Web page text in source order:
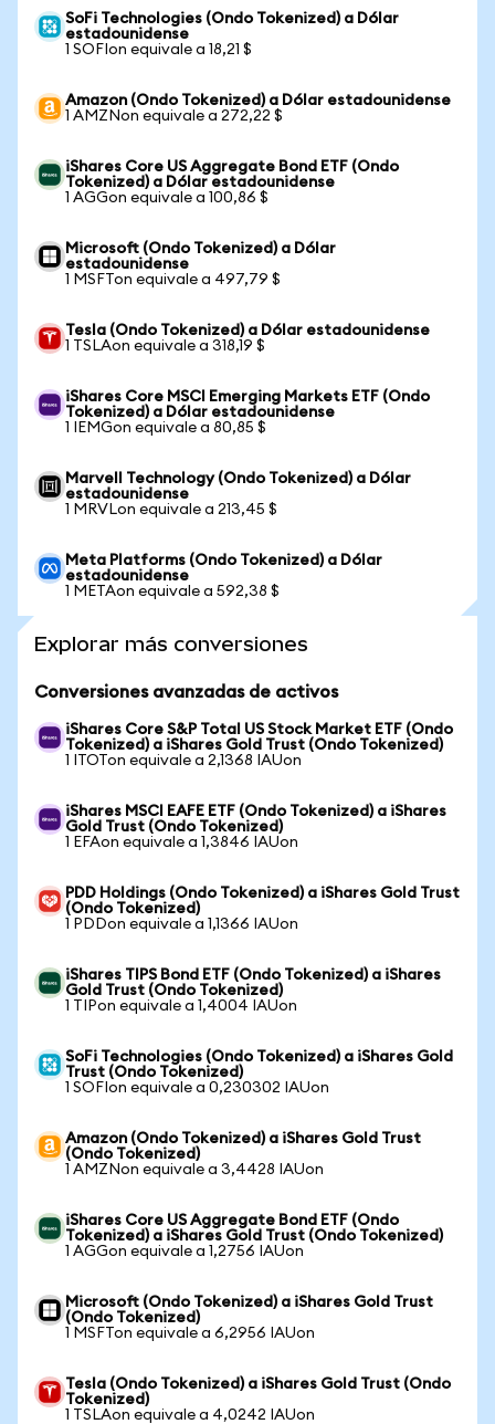
SoFi Technologies (Ondo Tokenized) a Dólar
estadounidense
1 SOFIon equivale a 18,21 $
Amazon (Ondo Tokenized) a Dólar estadounidense
1 AMZNon equivale a 272,22 $
iShares Core US Aggregate Bond ETF (Ondo
Tokenized) a Dólar estadounidense
1 AGGon equivale a 100,86 $
Microsoft (Ondo Tokenized) a Dólar
estadounidense
1 MSFTon equivale a 497,79 $
Tesla (Ondo Tokenized) a Dólar estadounidense
1 TSLAon equivale a 318,19 $
iShares Core MSCI Emerging Markets ETF (Ondo
Tokenized) a Dólar estadounidense
1 IEMGon equivale a 80,85 $
Marvell Technology (Ondo Tokenized) a Dólar
estadounidense
1 MRVLon equivale a 213,45 $
Meta Platforms (Ondo Tokenized) a Dólar
estadounidense
1 METAon equivale a 592,38 $
Explorar más conversiones
Conversiones avanzadas de activos
iShares Core S&P Total US Stock Market ETF (Ondo
Tokenized) a iShares Gold Trust (Ondo Tokenized)
1 ITOTon equivale a 2,1368 IAUon
iShares MSCI EAFE ETF (Ondo Tokenized) a iShares
Gold Trust (Ondo Tokenized)
1 EFAon equivale a 1,3846 IAUon
PDD Holdings (Ondo Tokenized) a iShares Gold Trust
(Ondo Tokenized)
1 PDDon equivale a 1,1366 IAUon
iShares TIPS Bond ETF (Ondo Tokenized) a iShares
Gold Trust (Ondo Tokenized)
1 TIPon equivale a 1,4004 IAUon
SoFi Technologies (Ondo Tokenized) a iShares Gold
Trust (Ondo Tokenized)
1 SOFIon equivale a 0,230302 IAUon
Amazon (Ondo Tokenized) a iShares Gold Trust
(Ondo Tokenized)
1 AMZNon equivale a 3,4428 IAUon
iShares Core US Aggregate Bond ETF (Ondo
Tokenized) a iShares Gold Trust (Ondo Tokenized)
1 AGGon equivale a 1,2756 IAUon
Microsoft (Ondo Tokenized) a iShares Gold Trust
(Ondo Tokenized)
1 MSFTon equivale a 6,2956 IAUon
Tesla (Ondo Tokenized) a iShares Gold Trust (Ondo
Tokenized)
1 TSLAon equivale a 4,0242 IAUon